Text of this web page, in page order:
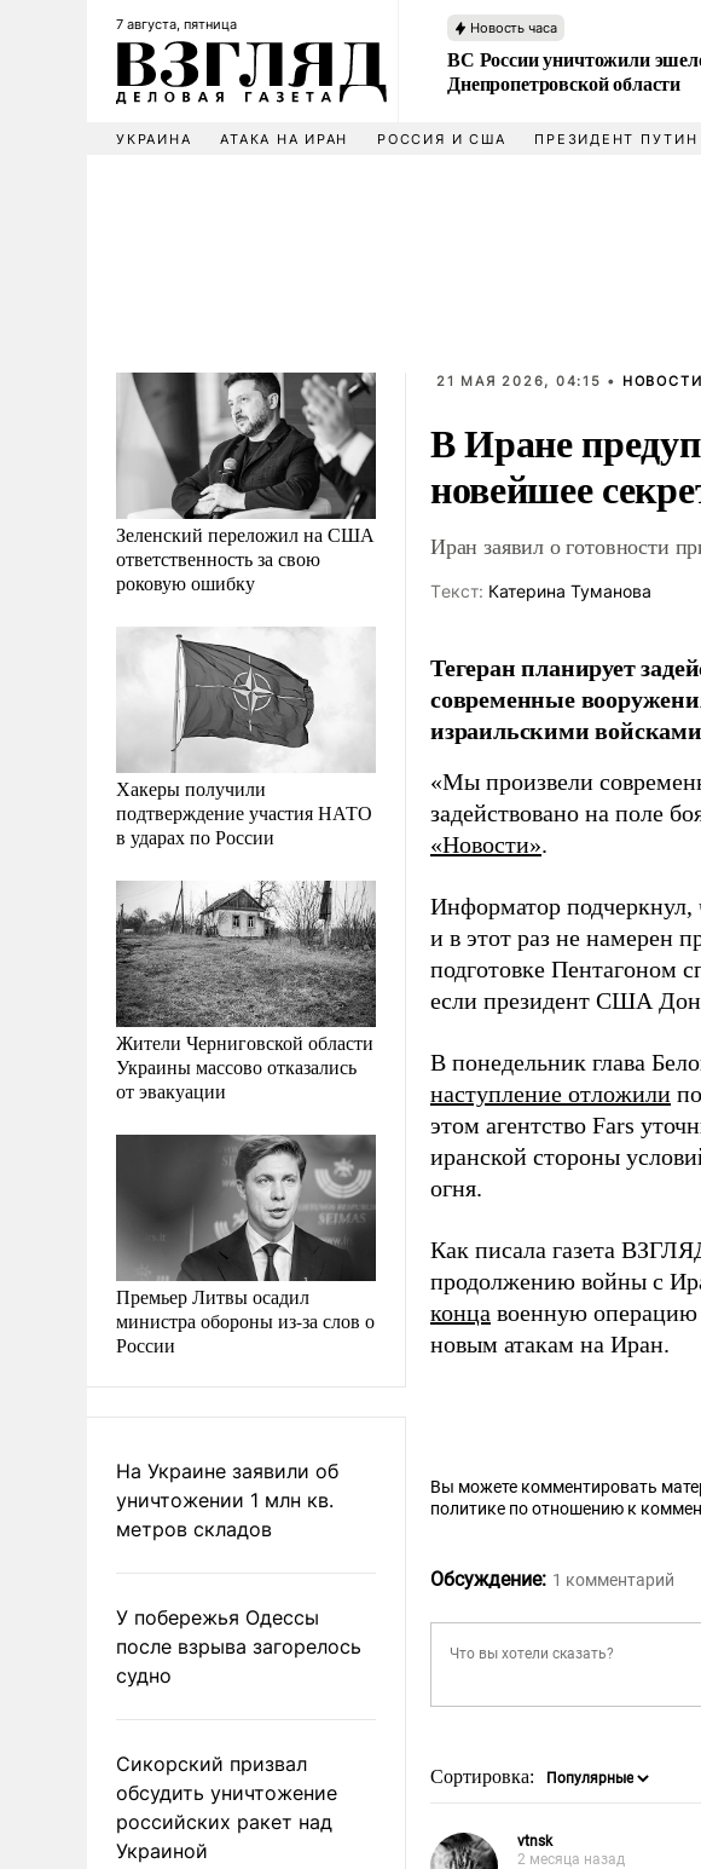
7 августа, пятница Новость часа
ВС России уничтожили
Днепропетровской области
УКРАИНА АТАКА НА ИРАН РОССИЯ И США ПРЕЗИДЕНТ ПУТИН
Зеленский переложил на США
ответственность за свою
роковую ошибку
Хакеры получили
подтверждение участия НАТО
в ударах по России
Жители Черниговской области
Украины массово отказались
от эвакуации
Премьер Литвы осадил
министра обороны из-за слов о
России
На Украине заявили об
уничтожении 1 млн кв.
метров складов
У побережья Одессы
после взрыва загорелось
судно
Сикорский призвал
обсудить уничтожение
российских ракет над
Украиной
21 МАЯ 2026, 04:15 •
В Иране
новейшее
Иран заявил о готовности
Tекст: Катерина Туманова
Тегеран планирует
современные
израильскими
«Мы произвели
задействовано на поле
«Новости».
Информатор подчеркнул,
и в этот раз не намерен
подготовке Пентагоном
если президент США
В понедельник глава
наступление отложили
этом агентство Fars
иранской стороны
огня.
Как писала газета
продолжению войны с
конца военную
новым атакам на Иран.
Вы можете комментировать
политике по отношению к
Обсуждение: 1 комментарий
Сортировка:
vtnsk
2 месяца назад